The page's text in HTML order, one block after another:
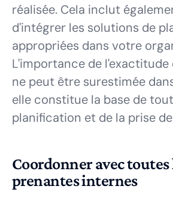
réalisée. Cela inclut
d'intégrer les solutions de
appropriées dans votre
L'importance de l'exactitude
ne peut être surestimée
elle constitue la base de
planification et de la prise
Coordonner avec
prenantes internes